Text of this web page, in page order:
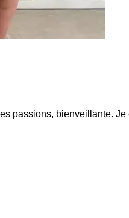
passions, bienveillante.